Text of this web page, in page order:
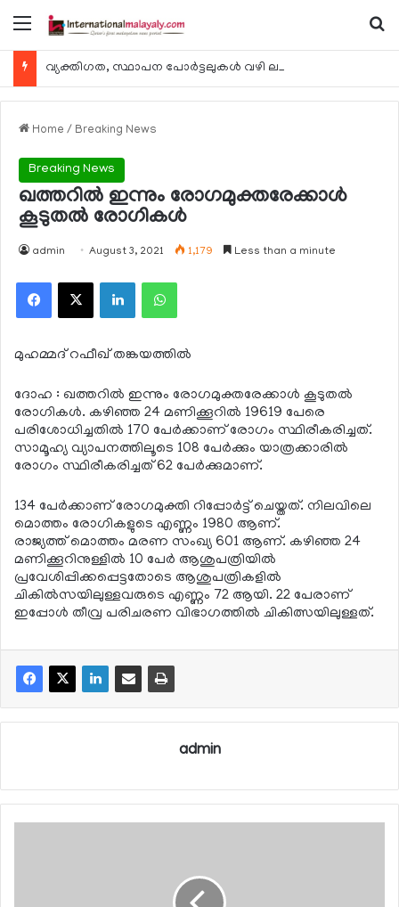
Menu
Home / Breaking News
Breaking News
ഖത്തറില്‍ ഇന്നും രോഗമുക്തരേക്കാള്‍
കൂടുതല്‍ രോഗികള്‍
admin August 3, 2021 1,179 Less than a minute
Facebook
X LinkedInWhatsApp
മുഹമ്മദ് റഫീഖ് തങ്കയത്തില്‍
ദോഹ : ഖത്തറില്‍ ഇന്നും രോഗമുക്തരേക്കാള്‍ കൂടുതല്‍
രോഗികള്‍. കഴിഞ്ഞ 24 മണിക്കൂറില്‍ 19619 പേരെ
പരിശോധിച്ചതില്‍ 170 പേര്‍ക്കാണ് രോഗം സ്ഥിരീകരിച്ചത്.
സാമൂഹ്യ വ്യാപനത്തിലൂടെ 108 പേര്‍ക്കും യാത്രക്കാരില്‍
രോഗം സ്ഥിരീകരിച്ചത് 62 പേര്‍ക്കുമാണ്.
134 പേര്‍ക്കാണ് രോഗമുക്തി റിപ്പോര്‍ട്ട് ചെയ്തത്. നിലവിലെ
മൊത്തം രോഗികളുടെ എണ്ണം 1980 ആണ്.
രാജ്യത്ത് മൊത്തം മരണ സംഖ്യ 601 ആണ്. കഴിഞ്ഞ 24
മണിക്കൂറിനുള്ളില്‍ 10 പേര്‍ ആശുപത്രിയില്‍
പ്രവേശിപ്പിക്കപ്പെട്ടതോടെ ആശുപത്രികളില്‍
ചികില്‍സയിലുള്ളവരുടെ എണ്ണം 72 ആയി. 22 പേരാണ്
ഇപ്പോള്‍ തീവ്ര പരിചരണ വിഭാഗത്തില്‍ ചികിത്സയിലുള്ളത്.
admin